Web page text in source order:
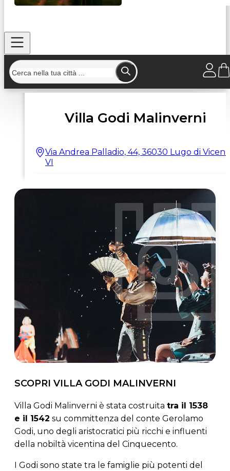
Home/Strutture/Villa Godi Malinverni
Villa Godi Malinverni
Via Andrea Palladio, 44, 36030 Lugo di
VI
SCOPRI VILLA GODI MALINVERNI
Villa Godi Malinverni è stata costruita tra il 1538
e il 1542 su committenza del conte Gerolamo
Godi, uno degli aristocratici più ricchi e influenti
della nobiltà vicentina del Cinquecento.
I Godi sono state tra le famiglie più potenti del